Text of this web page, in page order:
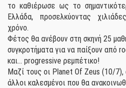
το καθιέρωσε ως το
Ελλάδα, προσελκύοντας
χρόνο.
Φέτος θα ανέβουν στη σκηνή 25
συγκροτήματα για να παίξουν από
και... progressive ρεμπέτικο!
Μαζί τους οι Planet Of Zeus (10/7),
άλλοι καλεσμένοι που θα